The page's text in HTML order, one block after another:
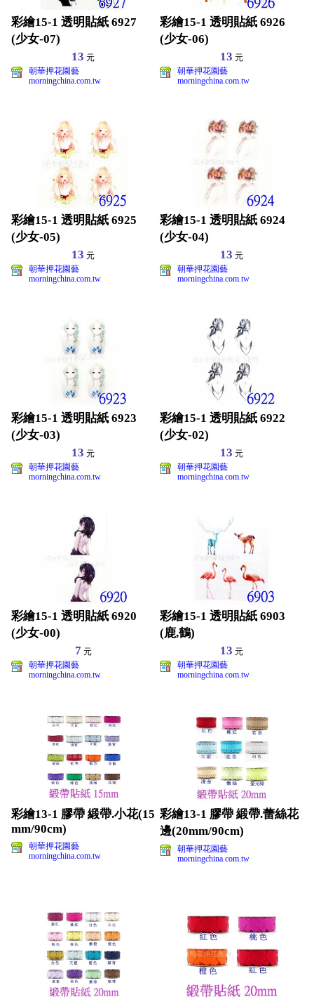
彩繪15-1 透明貼紙 6927
(少女-07)
13 元
朝華押花園藝
morningchina.com.tw
彩繪15-1 透明貼紙 6926
(少女-06)
13 元
朝華押花園藝
morningchina.com.tw
彩繪15-1 透明貼紙 6925
(少女-05)
13 元
朝華押花園藝
morningchina.com.tw
彩繪15-1 透明貼紙 6924
(少女-04)
13 元
朝華押花園藝
morningchina.com.tw
彩繪15-1 透明貼紙 6923
(少女-03)
13 元
朝華押花園藝
morningchina.com.tw
彩繪15-1 透明貼紙 6922
(少女-02)
13 元
朝華押花園藝
morningchina.com.tw
彩繪15-1 透明貼紙 6920
(少女-00)
7 元
朝華押花園藝
morningchina.com.tw
彩繪15-1 透明貼紙 6903
(鹿,鶴)
13 元
朝華押花園藝
morningchina.com.tw
彩繪13-1 膠帶 緞帶.小花(15
mm/90cm)
朝華押花園藝
morningchina.com.tw
彩繪13-1 膠帶 緞帶.蕾絲花
邊(20mm/90cm)
朝華押花園藝
morningchina.com.tw